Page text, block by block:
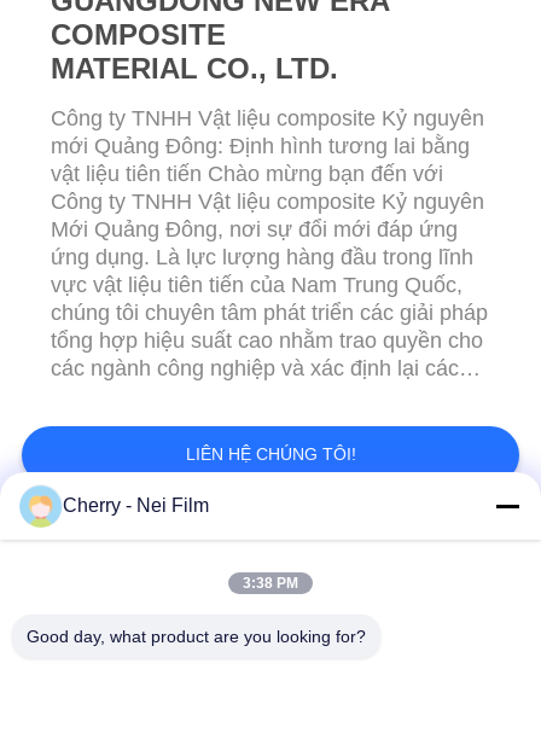
SƠ
ĐỒ
TRANG
WEB
PRIVACY
POLICY
COMPOSITE
MATERIAL CO., LTD.
Công ty TNHH Vật liệu composite Kỷ nguyên
mới Quảng Đông: Định hình tương lai bằng
vật liệu tiên tiến Chào mừng bạn đến với
Công ty TNHH Vật liệu composite Kỷ nguyên
Mới Quảng Đông, nơi sự đổi mới đáp ứng
ứng dụng. Là lực lượng hàng đầu trong lĩnh
vực vật liệu tiên tiến của Nam Trung Quốc,
chúng tôi chuyên tâm phát triển các giải pháp
tổng hợp hiệu suất cao nhằm trao quyền cho
các ngành công nghiệp và xác định lại các
đã đi đầu trong khoa học vật liệu, chuyên
nghiên cứu, phát triển và sản xuất nhiều loại
vật liệu composite. Chuyên môn của chúng
tôi ...
LIÊN HỆ CHÚNG TÔI!
Danh mục phổ biến
Phim cán nhiệt BOPP
Gloss Lamination
Cherry - Nei Film
3:38 PM
Good day, what product are you looking for?